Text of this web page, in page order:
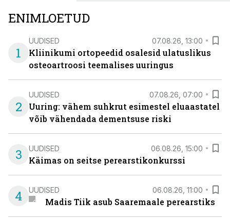
ENIMLOETUD
1
UUDISED 07.08.26, 13:00
Kliinikumi ortopeedid osalesid ulatuslikus
osteoartroosi teemalises uuringus
2
UUDISED 07.08.26, 07:00
Uuring: vähem suhkrut esimestel eluaastatel
võib vähendada dementsuse riski
3 UUDISED 06.08.26, 15:00
Käimas on seitse perearstikonkurssi
4 UUDISED 06.08.26, 11:00
Madis Tiik asub Saaremaale perearstiks